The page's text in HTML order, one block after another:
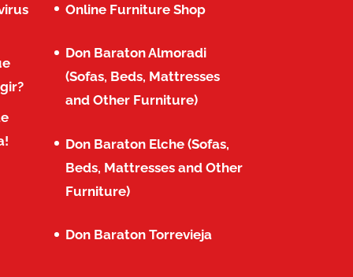
Online Furniture Shop
Don Baraton Almoradi
(Sofas, Beds, Mattresses
and Other Furniture)
Don Baraton Elche (Sofas,
Beds, Mattresses and Other
Furniture)
Don Baraton Torrevieja